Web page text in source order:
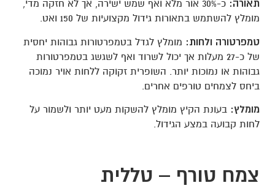
תאורה:
כ-30% אור מלא ואף שמש ישירה, אך לא חזקה מדי,
מומלץ להשתמש בתאורות גידול מקצועיות של 150 ואט.
טמפרטורה ולחות: מומלץ לגדל בטמפרטורות גבוהות יחסית
של כ-27 מעלות אך יכול לשרוד ואף לשגשג בטמפרטורות
גבוהות או נמוכות יותר. השופרית זקוקה ללחות אויר נמוכה
ביחס לצמחים טורפים אחרים.
מומלץ: בעונת הקיץ מומלץ להשקות מעט יותר ולשמור על
לחות קבועה במצע הגידול.
צמח טורף – טללית